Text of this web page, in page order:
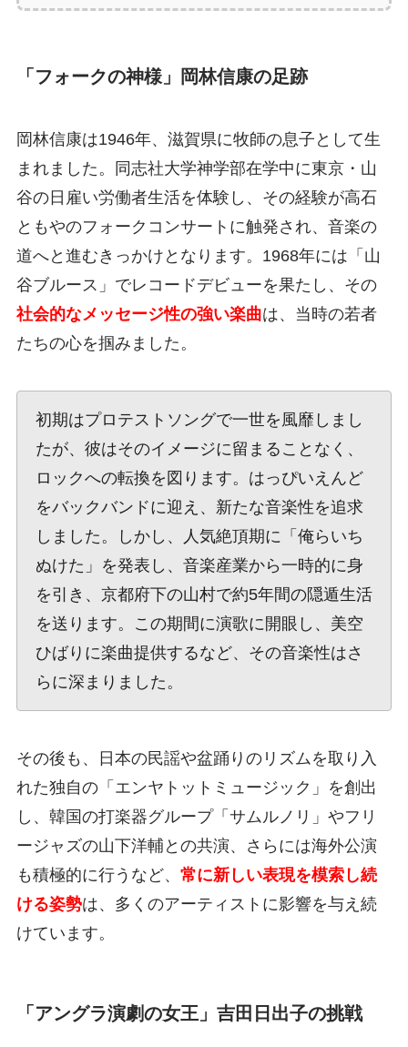
「フォークの神様」岡林信康の足跡
岡林信康は1946年、滋賀県に牧師の息子として生
まれました。同志社大学神学部在学中に東京・山
谷の日雇い労働者生活を体験し、その経験が高石
ともやのフォークコンサートに触発され、音楽の
道へと進むきっかけとなります。1968年には「山
谷ブルース」でレコードデビューを果たし、その
社会的なメッセージ性の強い楽曲は、当時の若者
たちの心を掴みました。
初期はプロテストソングで一世を風靡しまし
たが、彼はそのイメージに留まることなく、
ロックへの転換を図ります。はっぴいえんど
をバックバンドに迎え、新たな音楽性を追求
しました。しかし、人気絶頂期に「俺らいち
ぬけた」を発表し、音楽産業から一時的に身
を引き、京都府下の山村で約5年間の隠遁生活
を送ります。この期間に演歌に開眼し、美空
ひばりに楽曲提供するなど、その音楽性はさ
らに深まりました。
その後も、日本の民謡や盆踊りのリズムを取り入
れた独自の「エンヤトットミュージック」を創出
し、韓国の打楽器グループ「サムルノリ」やフリ
ージャズの山下洋輔との共演、さらには海外公演
も積極的に行うなど、 常に新しい表現を模索し続
ける姿勢は、多くのアーティストに影響を与え続
けています。
「アングラ演劇の女王」吉田日出子の挑戦